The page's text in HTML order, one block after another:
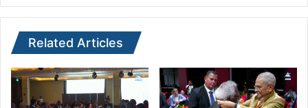
Related Articles